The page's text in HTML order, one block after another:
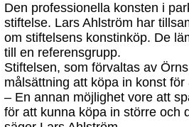
Den professionella konsten i
stiftelse. Lars Ahlström har
om stiftelsens konstinköp. De
till en referensgrupp.
Stiftelsen, som förvaltas av
målsättning att köpa in konst
– En annan möjlighet vore att
för att kunna köpa in större och